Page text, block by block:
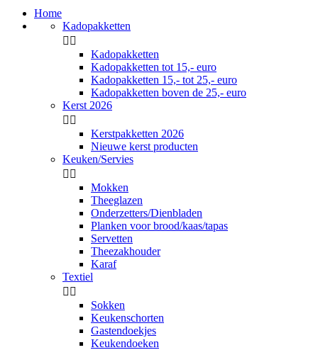
Home
Kadopakketten
 
Kadopakketten
Kadopakketten tot 15,- euro
Kadopakketten 15,- tot 25,- euro
Kadopakketten boven de 25,- euro
Kerst 2026
 
Kerstpakketten 2026
Nieuwe kerst producten
Keuken/Servies
 
Mokken
Theeglazen
Onderzetters/Dienbladen
Planken voor brood/kaas/tapas
Servetten
Theezakhouder
Karaf
Textiel
 
Sokken
Keukenschorten
Gastendoekjes
Keukendoeken